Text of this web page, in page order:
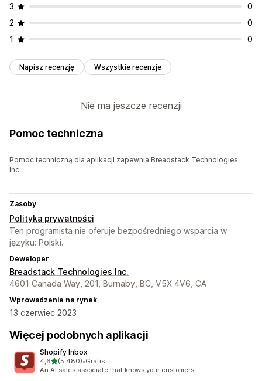
3
0
2
0
1
0
Napisz recenzję Wszystkie recenzje
Nie ma jeszcze recenzji
Pomoc techniczna
Pomoc techniczną dla aplikacji zapewnia Breadstack Technologies
Inc..
Zasoby
Polityka prywatności
Ten programista nie oferuje bezpośredniego wsparcia w
języku: Polski.
Deweloper
Breadstack Technologies Inc.
4601 Canada Way, 201, Burnaby, BC, V5X 4V6, CA
Wprowadzenie na rynek
13 czerwiec 2023
Więcej podobnych aplikacji
Shopify Inbox
4,6na 5 gwiazdek
(5 480)
Łączna liczba recenzji: 5480
•Gratis
An AI sales associate that knows your customers